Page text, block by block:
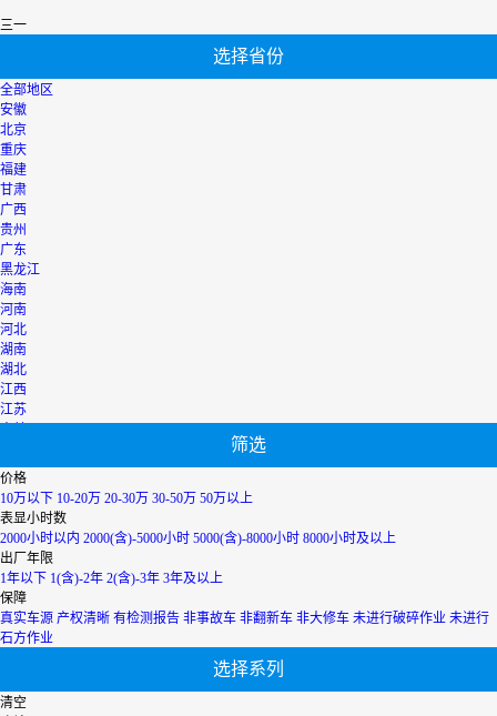
三一
选择省份
全部地区
安徽
北京
重庆
福建
甘肃
广西
贵州
广东
黑龙江
海南
河南
河北
湖南
湖北
江西
江苏
宁夏
内蒙古
青海
上海
陕西
山西
山东
四川
天津
台湾
新疆
香港
筛选
价格
10万以下 10-20万 20-30万 30-50万 50万以上
表显小时数
2000小时以内 2000(含)-5000小时 5000(含)-8000小时 8000小时及以上
出厂年限
1年以下 1(含)-2年 2(含)-3年 3年及以上
保障
真实车源 产权清晰 有检测报告 非事故车 非翻新车 非大修车 未进行破碎作业 未进行
石方作业
选择系列
清空